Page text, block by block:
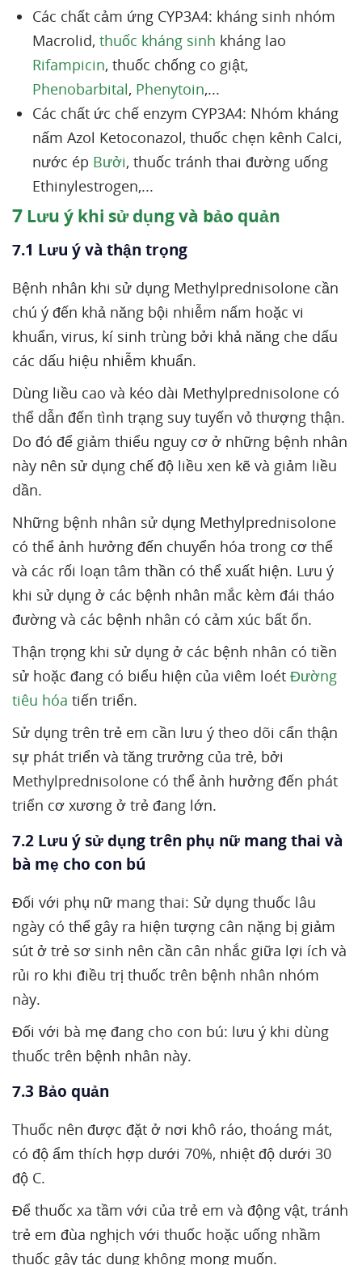
Các chất cảm ứng CYP3A4: kháng sinh nhóm
Macrolid, thuốc kháng sinh kháng lao
Rifampicin, thuốc chống co giật,
Phenobarbital, Phenytoin,...
Các chất ức chế enzym CYP3A4: Nhóm kháng
nấm Azol Ketoconazol, thuốc chẹn kênh Calci,
nước ép Bưởi, thuốc tránh thai đường uống
Ethinylestrogen,...
7 Lưu ý khi sử dụng và bảo quản
7.1 Lưu ý và thận trọng
Bệnh nhân khi sử dụng Methylprednisolone cần
chú ý đến khả năng bội nhiễm nấm hoặc vi
khuẩn, virus, kí sinh trùng bởi khả năng che dấu
các dấu hiệu nhiễm khuẩn.
Dùng liều cao và kéo dài Methylprednisolone có
thể dẫn đến tình trạng suy tuyến vỏ thượng thận.
Do đó để giảm thiểu nguy cơ ở những bệnh nhân
này nên sử dụng chế độ liều xen kẽ và giảm liều
dần.
Những bệnh nhân sử dụng Methylprednisolone
có thể ảnh hưởng đến chuyển hóa trong cơ thể
và các rối loạn tâm thần có thể xuất hiện. Lưu ý
khi sử dụng ở các bệnh nhân mắc kèm đái tháo
đường và các bệnh nhân có cảm xúc bất ổn.
Thận trọng khi sử dụng ở các bệnh nhân có tiền
sử hoặc đang có biểu hiện của viêm loét Đường
tiêu hóa tiến triển.
Sử dụng trên trẻ em cần lưu ý theo dõi cẩn thận
sự phát triển và tăng trưởng của trẻ, bởi
Methylprednisolone có thể ảnh hưởng đến phát
triển cơ xương ở trẻ đang lớn.
7.2 Lưu ý sử dụng trên phụ nữ mang thai và
bà mẹ cho con bú
Đối với phụ nữ mang thai: Sử dụng thuốc lâu
ngày có thể gây ra hiện tượng cân nặng bị giảm
sút ở trẻ sơ sinh nên cần cân nhắc giữa lợi ích và
rủi ro khi điều trị thuốc trên bệnh nhân nhóm
này.
Đối với bà mẹ đang cho con bú: lưu ý khi dùng
thuốc trên bệnh nhân này.
7.3 Bảo quản
Thuốc nên được đặt ở nơi khô ráo, thoáng mát,
có độ ẩm thích hợp dưới 70%, nhiệt độ dưới 30
độ C.
Để thuốc xa tầm với của trẻ em và động vật, tránh
trẻ em đùa nghịch với thuốc hoặc uống nhầm
thuốc gây tác dụng không mong muốn.